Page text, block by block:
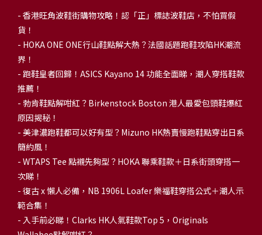
- 香港旺角波鞋街購物攻略！認「正」標誌波鞋店，不怕買假
貨！
- HOKA ONE ONE行山鞋點解大熱？法國話題跑鞋攻陷HK潮流
界！
- 跑鞋皇者回歸！ASICS Kayano 14 功能全面睇，潮人穿搭鞋款
推薦！
- 勃肯鞋點解咁紅？Birkenstock Boston 港人最愛包頭鞋爆紅
原因揭秘！
- 美津濃跑鞋都可以好有型？Mizuno HK熱賣慢跑鞋點穿出日系
簡約風！
- WTAPS Tee 點襯先夠型？HOKA 聯乘鞋款＋日系街頭穿搭一
次睇！
- 復古 x 懶人必備，NB 1906L Loafer 樂福鞋穿搭公式＋潮人示
範合集！
- 入手前必睇！Clarks HK人氣鞋款Top 5，Originals